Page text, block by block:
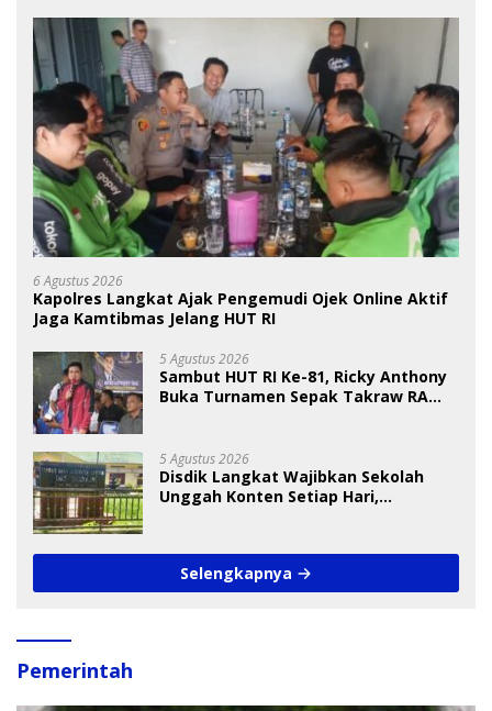
6 Agustus 2026
Kapolres Langkat Ajak Pengemudi Ojek Online Aktif
Jaga Kamtibmas Jelang HUT RI
5 Agustus 2026
Sambut HUT RI Ke-81, Ricky Anthony
Buka Turnamen Sepak Takraw RA
5 Agustus 2026
Disdik Langkat Wajibkan Sekolah
Unggah Konten Setiap Hari,
Selengkapnya
Pemerintah